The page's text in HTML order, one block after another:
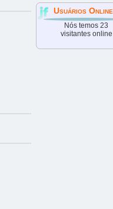
Usuários Online
Nós temos 23
visitantes online